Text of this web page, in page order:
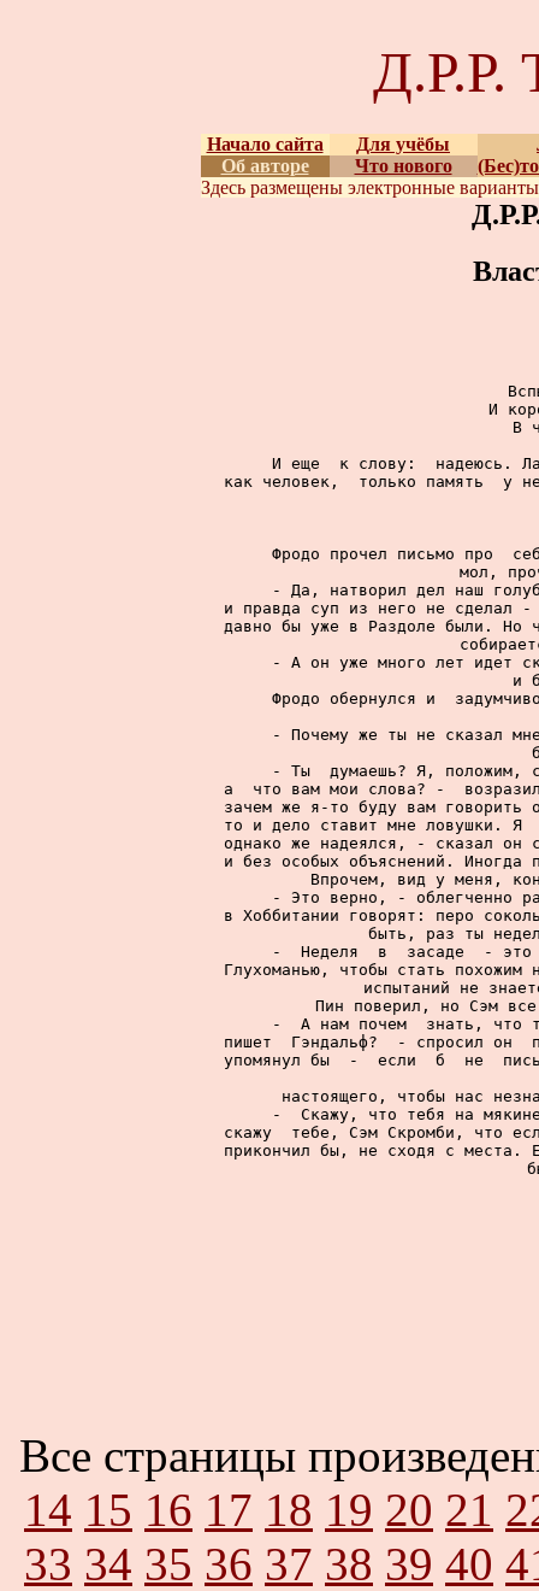
Начало сайта Для учёбы
Об авторе
Что нового
Здесь размещены электронные
И
В
И еще  к слову:  надеюсь.
как человек,  только память  у
Фродо прочел письмо про
мол,
- Да, натворил дел наш
и правда суп из него не сделал
давно бы уже в Раздоле были. Но
- А он уже много лет идет
и
Фродо обернулся и
- Почему же ты не сказал
- Ты  думаешь? Я, положим,
а  что вам мои слова? -
зачем же я-то буду вам говорить
то и дело ставит мне ловушки. Я
однако же надеялся, - сказал он
и без особых объяснений. Иногда
Впрочем, вид у меня,
- Это верно, - облегченно
в Хоббитании говорят: перо
быть, раз ты
-  Неделя  в  засаде  -
Глухоманью, чтобы стать
испытаний не
Пин поверил, но Сэм
-  А нам почем  знать, что
пишет  Гэндальф?  - спросил он
упомянул бы  -  если  б  не
настоящего, чтобы нас
-  Скажу, что тебя на
скажу  тебе, Сэм Скромби, что
прикончил бы, не сходя с места.
Все страницы
14 15 16 17 18 19 20 21
33 34 35 36 37 38 39 40